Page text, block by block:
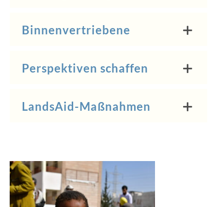
Binnenvertriebene
Perspektiven schaffen
LandsAid-Maßnahmen